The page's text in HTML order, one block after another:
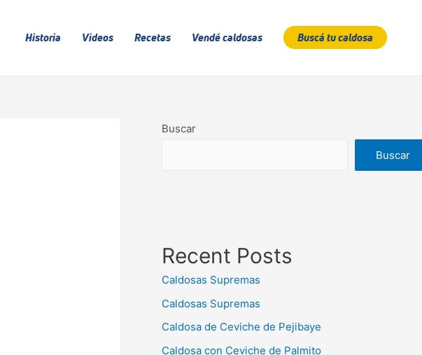
Historia Videos Recetas Vendé caldosas Buscá tu caldosa
Buscar
Buscar
Recent Posts
Caldosas Supremas
Caldosas Supremas
Caldosa de Ceviche de Pejibaye
Caldosa con Ceviche de Palmito